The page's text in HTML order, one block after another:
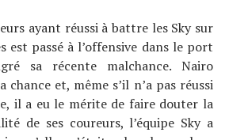
ayant réussi à battre les Sky sur
est passé à l’offensive dans le port
sa récente malchance. Nairo
chance et, même s’il n’a pas réussi
il a eu le mérite de faire douter la
de ses coureurs, l’équipe Sky a